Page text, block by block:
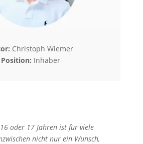
Christoph Wiemer
Position: Inhaber
oder 17 Jahren ist für viele
nicht nur ein Wunsch,